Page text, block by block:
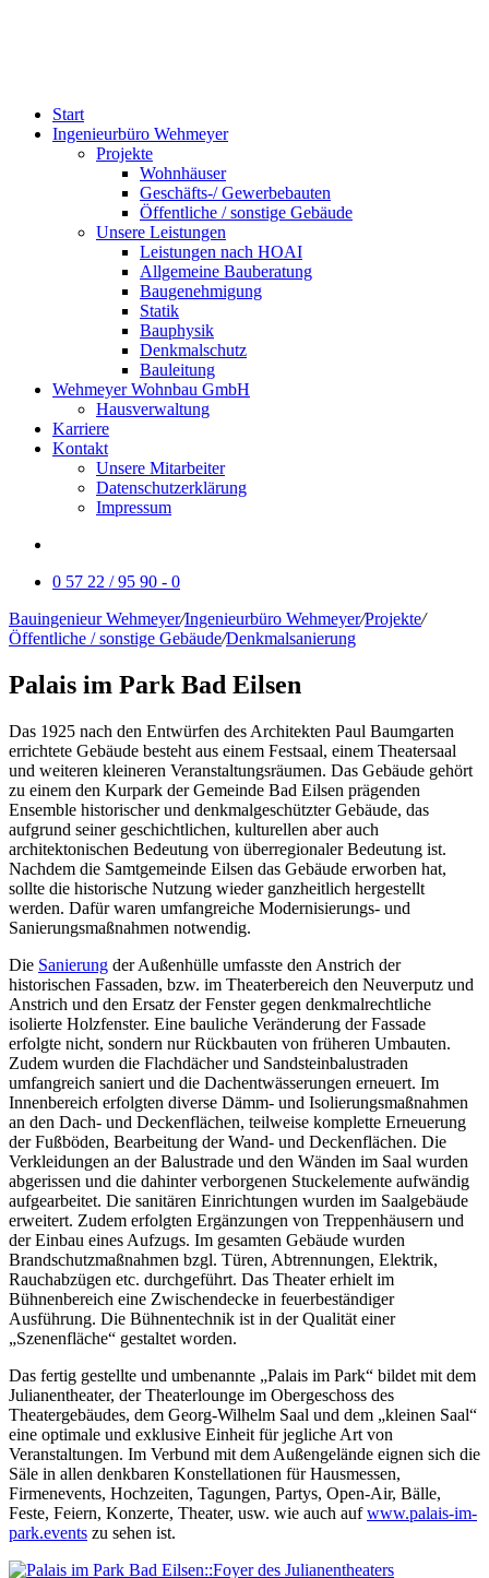
Start
Ingenieurbüro Wehmeyer
Projekte
Wohnhäuser
Geschäfts-/ Gewerbebauten
Öffentliche / sonstige Gebäude
Unsere Leistungen
Leistungen nach HOAI
Allgemeine Bauberatung
Baugenehmigung
Statik
Bauphysik
Denkmalschutz
Bauleitung
Wehmeyer Wohnbau GmbH
Hausverwaltung
Karriere
Kontakt
Unsere Mitarbeiter
Datenschutzerklärung
Impressum
0 57 22 / 95 90 - 0
Bauingenieur Wehmeyer/Ingenieurbüro Wehmeyer/Projekte/
Öffentliche / sonstige Gebäude/Denkmalsanierung
Palais im Park Bad Eilsen
Das 1925 nach den Entwürfen des Architekten Paul Baumgarten
errichtete Gebäude besteht aus einem Festsaal, einem Theatersaal
und weiteren kleineren Veranstaltungsräumen. Das Gebäude gehört
zu einem den Kurpark der Gemeinde Bad Eilsen prägenden
Ensemble historischer und denkmalgeschützter Gebäude, das
aufgrund seiner geschichtlichen, kulturellen aber auch
architektonischen Bedeutung von überregionaler Bedeutung ist.
Nachdem die Samtgemeinde Eilsen das Gebäude erworben hat,
sollte die historische Nutzung wieder ganzheitlich hergestellt
werden. Dafür waren umfangreiche Modernisierungs- und
Sanierungsmaßnahmen notwendig.
Die Sanierung der Außenhülle umfasste den Anstrich der
historischen Fassaden, bzw. im Theaterbereich den Neuverputz und
Anstrich und den Ersatz der Fenster gegen denkmalrechtliche
isolierte Holzfenster. Eine bauliche Veränderung der Fassade
erfolgte nicht, sondern nur Rückbauten von früheren Umbauten.
Zudem wurden die Flachdächer und Sandsteinbalustraden
umfangreich saniert und die Dachentwässerungen erneuert. Im
Innenbereich erfolgten diverse Dämm- und Isolierungsmaßnahmen
an den Dach- und Deckenflächen, teilweise komplette Erneuerung
der Fußböden, Bearbeitung der Wand- und Deckenflächen. Die
Verkleidungen an der Balustrade und den Wänden im Saal wurden
abgerissen und die dahinter verborgenen Stuckelemente aufwändig
aufgearbeitet. Die sanitären Einrichtungen wurden im Saalgebäude
erweitert. Zudem erfolgten Ergänzungen von Treppenhäusern und
der Einbau eines Aufzugs. Im gesamten Gebäude wurden
Brandschutzmaßnahmen bzgl. Türen, Abtrennungen, Elektrik,
Rauchabzügen etc. durchgeführt. Das Theater erhielt im
Bühnenbereich eine Zwischendecke in feuerbeständiger
Ausführung. Die Bühnentechnik ist in der Qualität einer
„Szenenfläche“ gestaltet worden.
Das fertig gestellte und umbenannte „Palais im Park“ bildet mit dem
Julianentheater, der Theaterlounge im Obergeschoss des
Theatergebäudes, dem Georg-Wilhelm Saal und dem „kleinen Saal“
eine optimale und exklusive Einheit für jegliche Art von
Veranstaltungen. Im Verbund mit dem Außengelände eignen sich die
Säle in allen denkbaren Konstellationen für Hausmessen,
Firmenevents, Hochzeiten, Tagungen, Partys, Open-Air, Bälle,
Feste, Feiern, Konzerte, Theater, usw. wie auch aufwww.palais-im-
park.events zu sehen ist.